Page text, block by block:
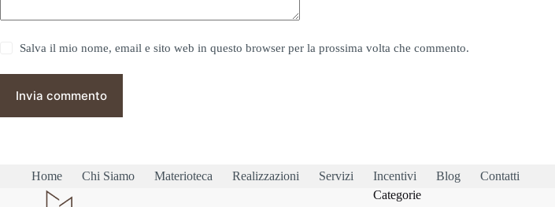
Salva il mio nome, email e sito web in questo browser per la prossima volta che commento.
Invia commento
Home Chi Siamo Materioteca Realizzazioni Servizi Incentivi Blog
Contatti
Categorie